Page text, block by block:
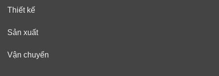
Thiết kế
Sản xuất
Vận chuyển